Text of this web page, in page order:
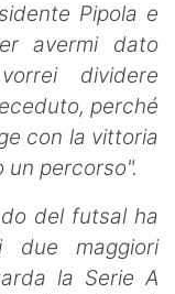
Pipola e
avermi dato
dividere
perché
con la vittoria
percorso".
del futsal ha
maggiori
la Serie A